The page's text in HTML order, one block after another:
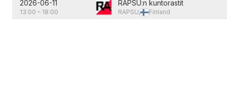
2026-06-11
13:00 – 18:00
RAPSU:n kuntorastit
RAPSU, Finland